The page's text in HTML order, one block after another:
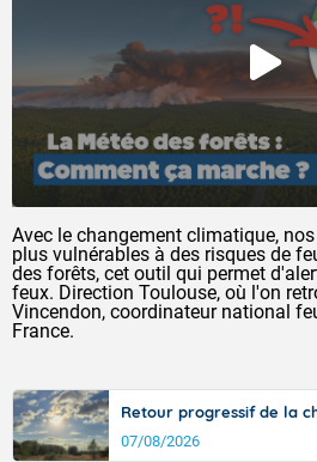
Avec le changement climatique,
plus vulnérables à des risques de
des forêts, cet outil qui permet
feux. Direction Toulouse, où l'on
Vincendon, coordinateur national
France.
Retour progressif de la
07/08/2026